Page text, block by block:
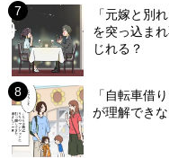
「元嫁と別
を突っ込ま
じれる？
「自転車借
が理解でき